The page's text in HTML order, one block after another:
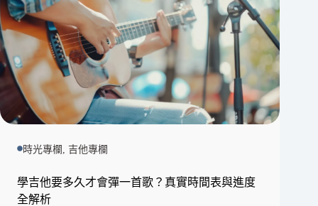
時光專欄, 吉他專欄
學吉他要多久才會彈一首歌？真實時間表與進度
全解析